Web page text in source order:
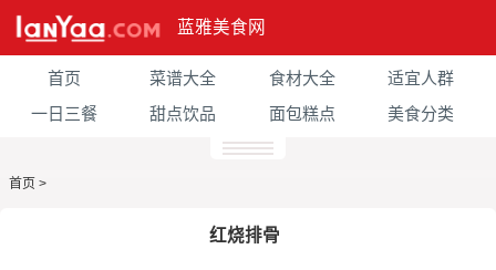
蓝雅美食网
首页 菜谱大全 食材大全
适宜人群
一日三餐
甜点饮品 面包糕点 美食分类
首页 >
红烧排骨